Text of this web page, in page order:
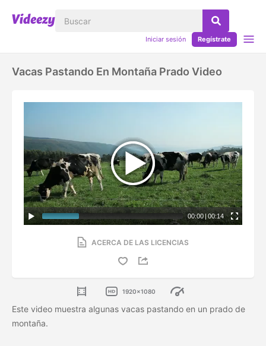
Iniciar sesión Regístrate
Vacas Pastando En Montaña Prado Video
00:00 | 00:14
ACERCA DE LAS LICENCIAS
1920x1080
Este video muestra algunas vacas pastando en un prado de
montaña.